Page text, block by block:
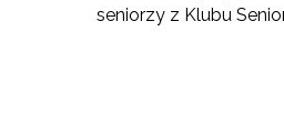
seniorzy z Klubu